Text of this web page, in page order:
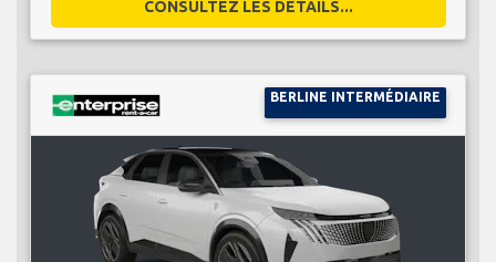
CONSULTEZ LES DÉTAILS...
BERLINE INTERMÉDIAIRE